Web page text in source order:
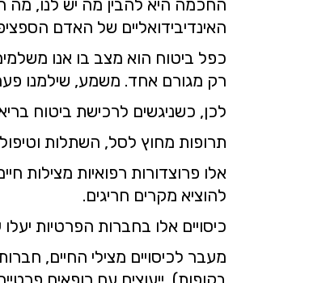
החכמה היא להבין מה יש לנו, מה
האינדיבידואליים של האדם
רק מגורם אחד. משמע, שילמנו
לכן, כשניגשים לרכישת ביטוח
תרופות מחוץ לסל, השתלות
אלו פרוצדורות רפואיות מצילות
להוציא מקרים חריגים.
כיסויים אלו בחברות הפרטיות
מעבר לכיסויים מצילי החיים,